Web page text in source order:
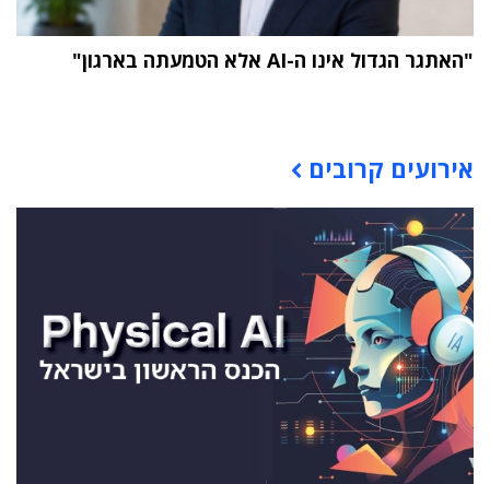
"האתגר הגדול אינו ה-AI אלא הטמעתה בארגון"
אירועים קרובים